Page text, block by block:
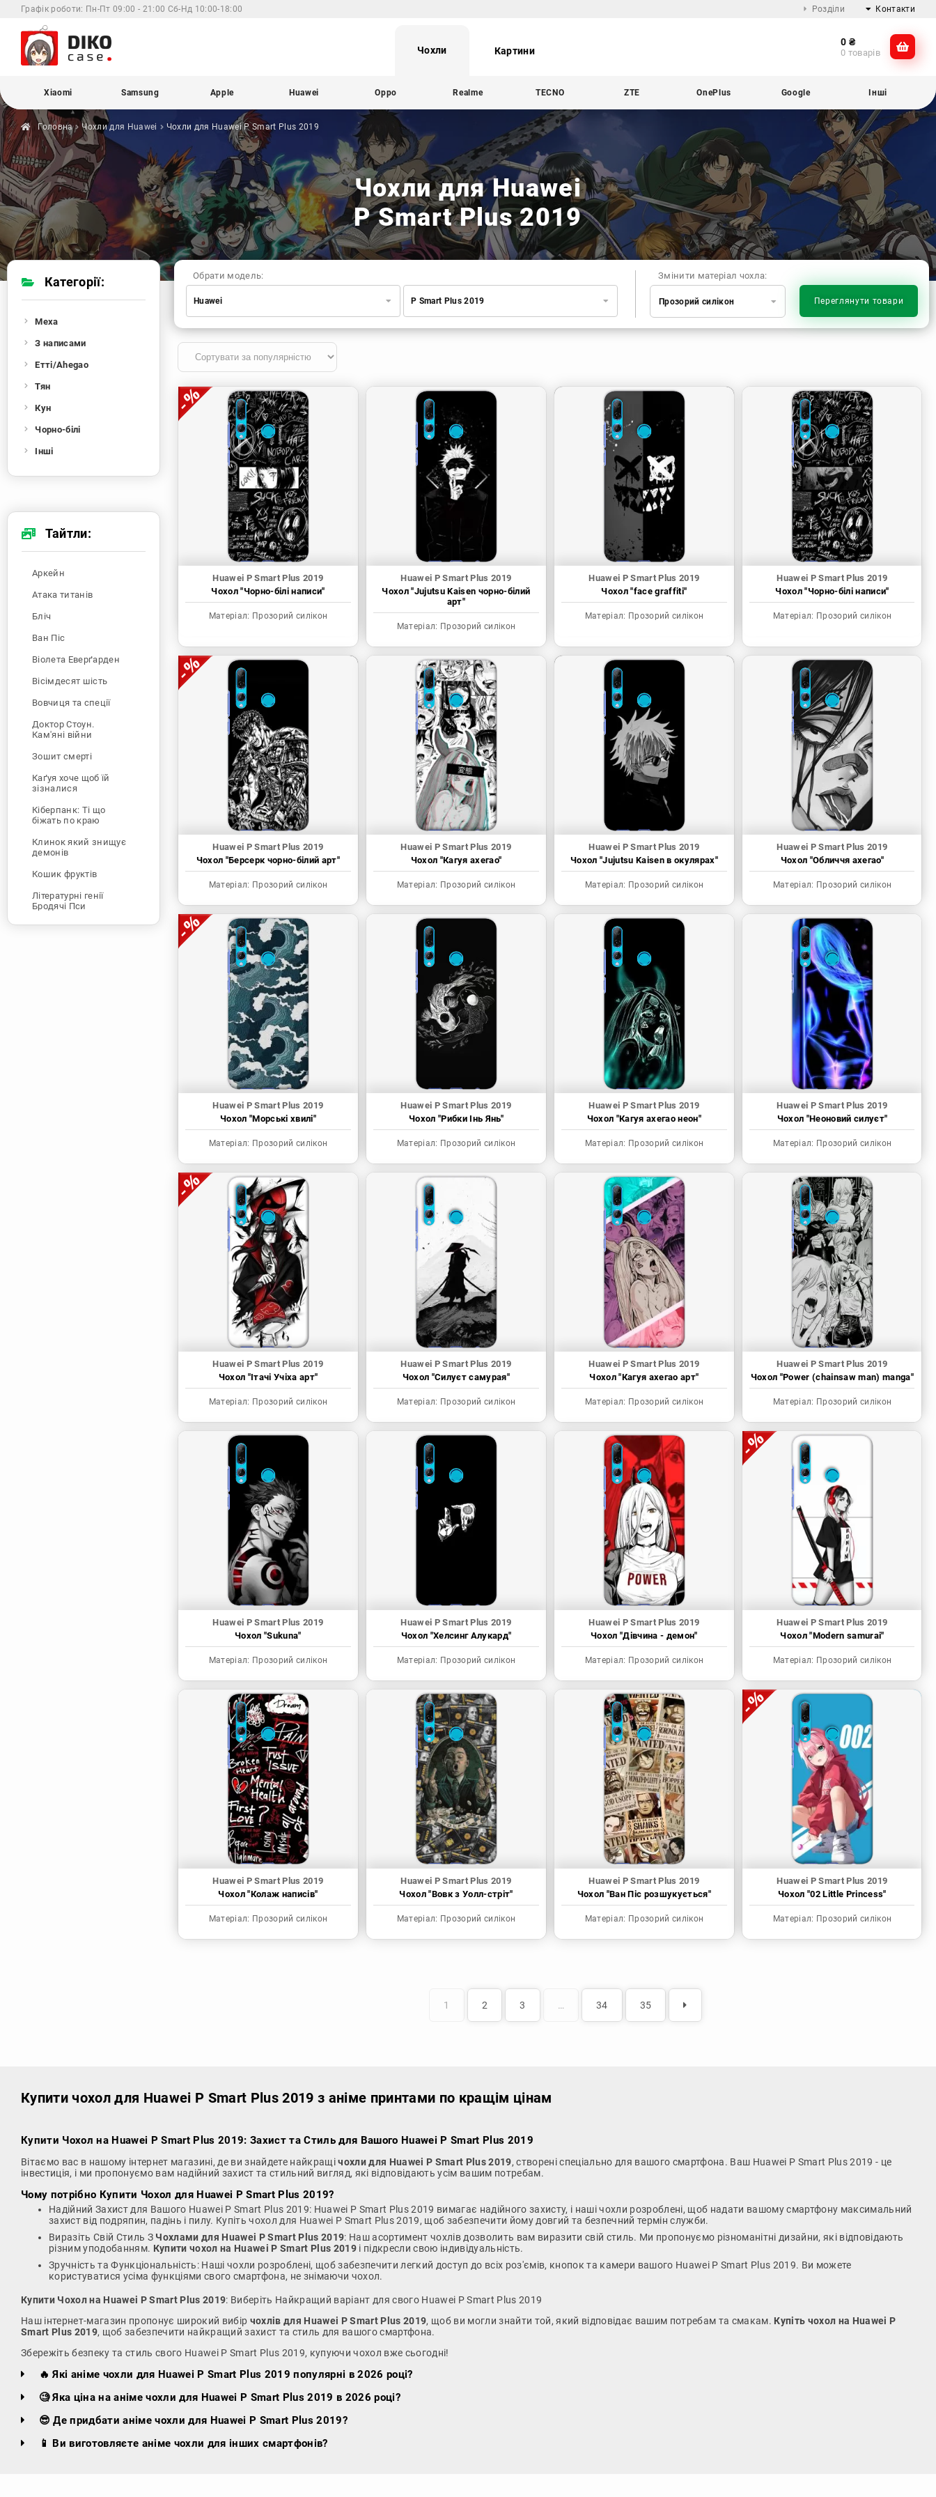
Графік роботи: Пн-Пт 09:00 - 21:00 Сб-Нд 10:00-18:00 Розділи Контакти
@dikocase
Чохли Картини
0 ₴
0 товарів
Xiaomi Samsung Apple Huawei Oppo Realme TECNO ZTE OnePlus Google Інші
Головна Чохли для Huawei Чохли для HuaweiP Smart Plus 2019
Чохли для Huawei
P Smart Plus 2019
Змінити матеріал чохла:
Прозорий силікон Переглянути товари
Обрати модель:
Huawei
Samsung
Huawei
Realme
TECNO
OnePlus
Google
Infinix
Sony
Motorola
P Smart Plus 2019
Huawei P Smart Plus 2019
Чохол "Чорно-білі написи"
Матеріал: Прозорий силікон
Huawei P Smart Plus 2019
Чохол "Jujutsu Kaisen чорно-білий
арт"
Матеріал: Прозорий силікон
Huawei P Smart Plus 2019
Чохол "face graffiti"
Матеріал: Прозорий силікон
Huawei P Smart Plus 2019
Чохол "Чорно-білі написи"
Матеріал: Прозорий силікон
Huawei P Smart Plus 2019
Чохол "Берсерк чорно-білий арт"
Матеріал: Прозорий силікон
Huawei P Smart Plus 2019
Чохол "Кагуя ахегао"
Матеріал: Прозорий силікон
Huawei P Smart Plus 2019
Чохол "Jujutsu Kaisen в окулярах"
Матеріал: Прозорий силікон
Huawei P Smart Plus 2019
Чохол "Обличчя ахегао"
Матеріал: Прозорий силікон
Huawei P Smart Plus 2019
Чохол "Морські хвилі"
Матеріал: Прозорий силікон
Huawei P Smart Plus 2019
Чохол "Рибки Інь Янь"
Матеріал: Прозорий силікон
Huawei P Smart Plus 2019
Чохол "Кагуя ахегао неон"
Матеріал: Прозорий силікон
Huawei P Smart Plus 2019
Чохол "Неоновий силуєт"
Матеріал: Прозорий силікон
Huawei P Smart Plus 2019
Чохол "Ітачі Учіха арт"
Матеріал: Прозорий силікон
Huawei P Smart Plus 2019
Чохол "Силуєт самурая"
Матеріал: Прозорий силікон
Huawei P Smart Plus 2019
Чохол "Кагуя ахегао арт"
Матеріал: Прозорий силікон
Huawei P Smart Plus 2019
Чохол "Power (chainsaw man) manga"
Матеріал: Прозорий силікон
Huawei P Smart Plus 2019
Чохол "Sukuna"
Матеріал: Прозорий силікон
Huawei P Smart Plus 2019
Чохол "Хелсинг Алукард"
Матеріал: Прозорий силікон
Huawei P Smart Plus 2019
Чохол "Дівчина - демон"
Матеріал: Прозорий силікон
Huawei P Smart Plus 2019
Чохол "Modern samurai"
Матеріал: Прозорий силікон
Huawei P Smart Plus 2019
Чохол "Колаж написів"
Матеріал: Прозорий силікон
Huawei P Smart Plus 2019
Чохол "Вовк з Уолл-стріт"
Матеріал: Прозорий силікон
Huawei P Smart Plus 2019
Чохол "Ван Піс розшукується"
Матеріал: Прозорий силікон
Huawei P Smart Plus 2019
Чохол "02 Little Princess"
Матеріал: Прозорий силікон
1 2 3 … 34 35
Категорії:
Меха
З написами
Етті/Ahegao
Тян
Кун
Чорно-білі
Інші
Тайтли:
Аркейн
Атака титанів
Бліч
Ван Піс
Віолета Еверґарден
Вісімдесят шість
Вовчиця та спеції
Доктор Стоун.
Кам'яні війни
Зошит смерті
Каґуя хоче щоб їй
зізналися
Кіберпанк: Ті що
біжать по краю
Клинок який знищує
демонів
Кошик фруктів
Літературні генії
Бродячі Пси
Людина-бензопила
Купити чохол для Huawei P Smart Plus 2019 з аніме принтами по кращім цінам
Купити Чохол на Huawei P Smart Plus 2019: Захист та Стиль для Вашого Huawei P Smart Plus 2019
Вітаємо вас в нашому інтернет магазині, де ви знайдете найкращічохли для Huawei P Smart Plus 2019, створені спеціально для вашого смартфона. Ваш Huawei P Smart Plus 2019 - це
інвестиція, і ми пропонуємо вам надійний захист та стильний вигляд, які відповідають усім вашим потребам.
Чому потрібно Купити Чохол для Huawei P Smart Plus 2019?
Надійний Захист для Вашого Huawei P Smart Plus 2019: Huawei P Smart Plus 2019 вимагає надійного захисту, і наші чохли розроблені, щоб надати вашому смартфону максимальний
захист від подряпин, падінь і пилу. Купіть чохол для Huawei P Smart Plus 2019, щоб забезпечити йому довгий та безпечний термін служби.
Виразіть Свій Стиль З Чохлами для Huawei P Smart Plus 2019: Наш асортимент чохлів дозволить вам виразити свій стиль. Ми пропонуємо різноманітні дизайни, які відповідають
різним уподобанням. Купити чохол на Huawei P Smart Plus 2019 і підкресли свою індивідуальність.
Зручність та Функціональність: Наші чохли розроблені, щоб забезпечити легкий доступ до всіх роз'ємів, кнопок та камери вашого Huawei P Smart Plus 2019. Ви можете
користуватися усіма функціями свого смартфона, не знімаючи чохол.
Купити Чохол на Huawei P Smart Plus 2019: Виберіть Найкращий варіант для свого Huawei P Smart Plus 2019
Наш інтернет-магазин пропонує широкий вибір чохлів для Huawei P Smart Plus 2019, щоб ви могли знайти той, який відповідає вашим потребам та смакам. Купіть чохол на Huawei P
Smart Plus 2019, щоб забезпечити найкращий захист та стиль для вашого смартфона.
Збережіть безпеку та стиль свого Huawei P Smart Plus 2019, купуючи чохол вже сьогодні!
🔥 Які аніме чохли для Huawei P Smart Plus 2019 популярні в 2026 році?
🧐 Яка ціна на аніме чохли для Huawei P Smart Plus 2019 в 2026 році?
😎 Де придбати аніме чохли для Huawei P Smart Plus 2019?
📱 Ви виготовляєте аніме чохли для інших смартфонів?